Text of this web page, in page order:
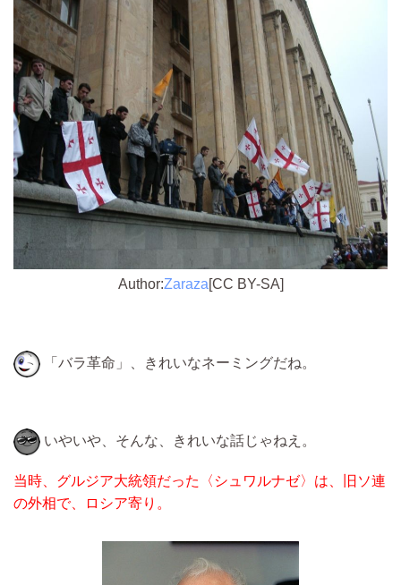
Author:Zaraza[CC BY-SA]
「バラ革命」、きれいなネーミングだね。
いやいや、そんな、きれいな話じゃねえ。
当時、グルジア大統領だった〈シュワルナゼ〉は、旧ソ連
の外相で、ロシア寄り。